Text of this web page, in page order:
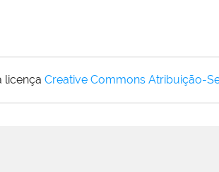
licença Creative Commons Atribuição-